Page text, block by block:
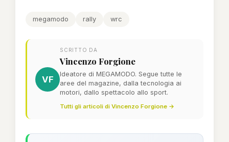
megamodo rally wrc
VF
SCRITTO DA
Vincenzo Forgione
Ideatore di MEGAMODO. Segue tutte le
aree del magazine, dalla tecnologia ai
motori, dallo spettacolo allo sport.
Tutti gli articoli di Vincenzo Forgione →